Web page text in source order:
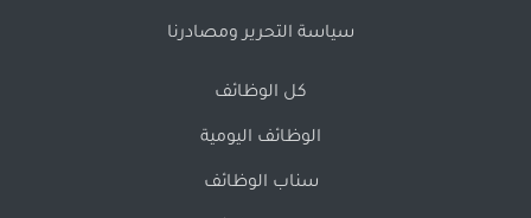
سياسة التحرير ومصادرنا
كل الوظائف
الوظائف اليومية
سناب الوظائف